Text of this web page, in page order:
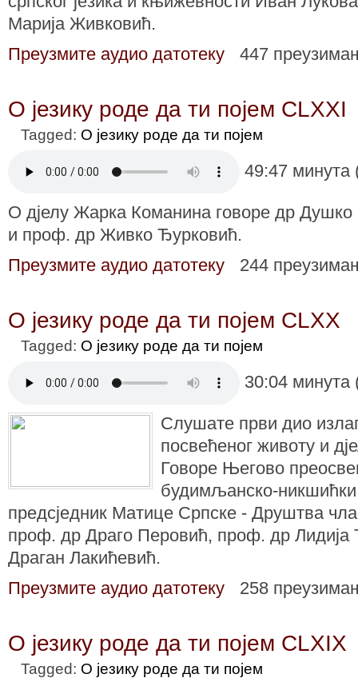
Марија Живковић.
Преузмите аудио датотеку
447
О језику роде да ти појем CLXXI
Tagged: О језику роде да ти појем
49:47
О дјелу Жарка Команина говоре др
и проф. др Живко Ђурковић.
Преузмите аудио датотеку
244
О језику роде да ти појем CLXX
Tagged: О језику роде да ти појем
30:04
Слушате први дио
посвећеног животу и
Говоре Његово
будимљанско-никшићки
предсједник Матице Српске - Друштва
проф. др Драго Перовић, проф. др Лидија
Драган Лакићевић.
Преузмите аудио датотеку
258
О језику роде да ти појем CLXIX
Tagged: О језику роде да ти појем